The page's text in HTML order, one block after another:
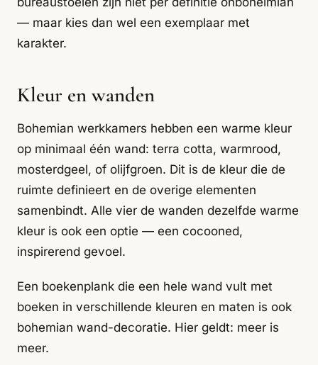
— maar kies dan wel een exemplaar met
karakter.
Kleur en wanden
Bohemian werkkamers hebben een warme kleur
op minimaal één wand: terra cotta, warmrood,
mosterdgeel, of olijfgroen. Dit is de kleur die de
ruimte definieert en de overige elementen
samenbindt. Alle vier de wanden dezelfde warme
kleur is ook een optie — een cocooned,
inspirerend gevoel.
Een boekenplank die een hele wand vult met
boeken in verschillende kleuren en maten is ook
bohemian wand-decoratie. Hier geldt: meer is
meer.